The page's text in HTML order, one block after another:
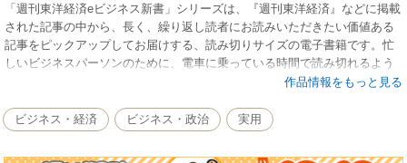
「週刊東洋経済eビジネス新書」シリーズは、『週刊東洋経済』などに掲載
された記事の中から、長く、繰り返し読者にお読みいただきたい価値ある
記事をピックアップしてお届けする、読み切りサイズの電子書籍です。忙
しいビジネスパーソンのために、電車に乗っている時間で読み切れるよう
にワン・テーマを再構成（一部加筆修正あり）してあります。
した。
本書は、201号から300号までをまとめた合本版として刊行いたします。
作品情報をもっと見る
ビジネス・経済 ビジネス・政治 実用